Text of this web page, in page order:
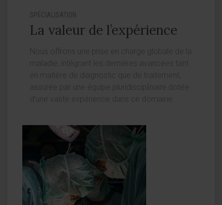
SPÉCIALISATION
La valeur de l’expérience
Nous offrons une prise en charge globale de la
maladie, intégrant les dernières avancées tant
en matière de diagnostic que de traitement,
assurée par une équipe pluridisciplinaire dotée
d’une vaste expérience dans ce domaine.